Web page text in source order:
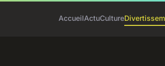
AccueilActuCulture